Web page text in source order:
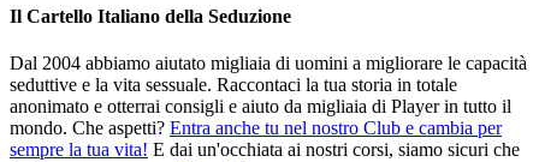
Il Cartello Italiano della Seduzione
Dal 2004 abbiamo aiutato migliaia di uomini a migliorare le capacità
seduttive e la vita sessuale. Raccontaci la tua storia in totale
anonimato e otterrai consigli e aiuto da migliaia di Player in tutto il
mondo. Che aspetti? Entra anche tu nel nostro Club e cambia per
sempre la tua vita! E dai un'occhiata ai nostri corsi, siamo sicuri che